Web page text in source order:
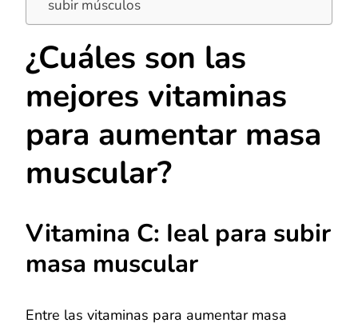
subir músculos
¿Cuáles son las
mejores vitaminas
para aumentar masa
muscular?
Vitamina C: Ieal para subir
masa muscular
Entre las vitaminas para aumentar masa